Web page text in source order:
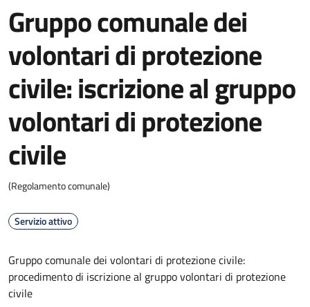
Gruppo comunale dei
volontari di protezione
civile: iscrizione al gruppo
volontari di protezione
civile
(Regolamento comunale)
Servizio attivo
Gruppo comunale dei volontari di protezione civile:
procedimento di iscrizione al gruppo volontari di protezione
civile